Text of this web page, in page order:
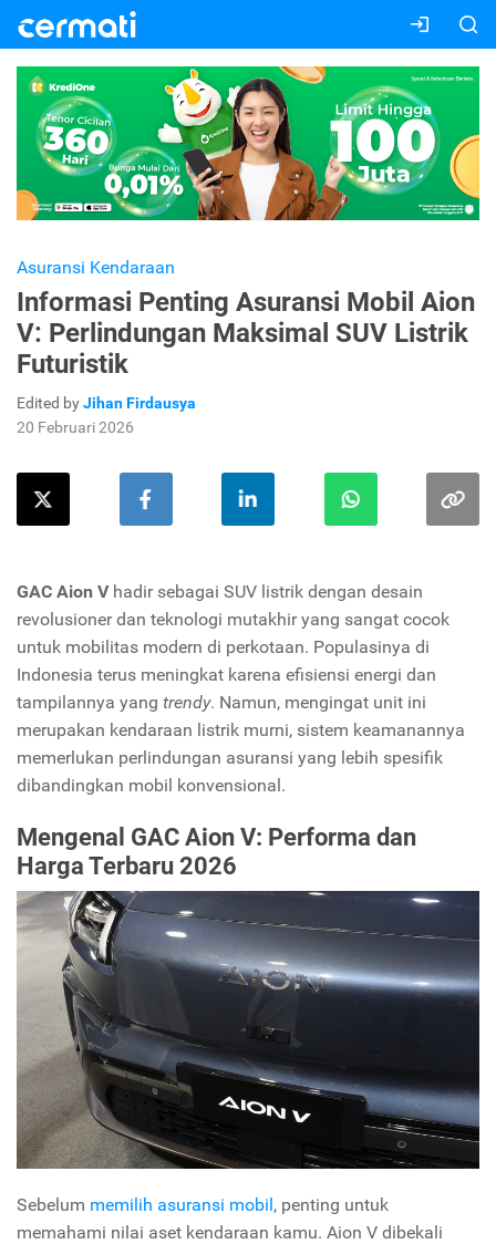
Asuransi Kendaraan
Informasi Penting Asuransi Mobil Aion
V: Perlindungan Maksimal SUV Listrik
Futuristik
Edited byJihan Firdausya
20 Februari 2026
GAC Aion Vhadir sebagai SUV listrik dengan desain
revolusioner dan teknologi mutakhir yang sangat cocok
untuk mobilitas modern di perkotaan. Populasinya di
Indonesia terus meningkat karena efisiensi energi dan
tampilannya yang trendy. Namun, mengingat unit ini
merupakan kendaraan listrik murni, sistem keamanannya
memerlukan perlindungan asuransi yang lebih spesifik
dibandingkan mobil konvensional.
Mengenal GAC Aion V: Performa dan
Harga Terbaru 2026
Sebelum memilih asuransi mobil, penting untuk
memahami nilai aset kendaraan kamu. Aion V dibekali